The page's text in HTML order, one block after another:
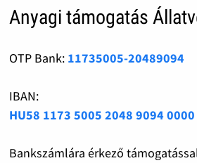
Anyagi támogatás
OTP Bank: 11735005-20489094
IBAN:
HU58 1173 5005 2048 9094
Bankszámlára érkező